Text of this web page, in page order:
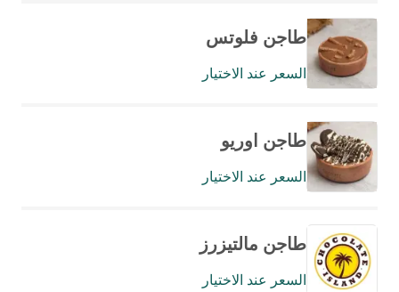
طاجن فلوتس
السعر عند الاختيار
طاجن اوريو
السعر عند الاختيار
طاجن مالتيزرز
السعر عند الاختيار